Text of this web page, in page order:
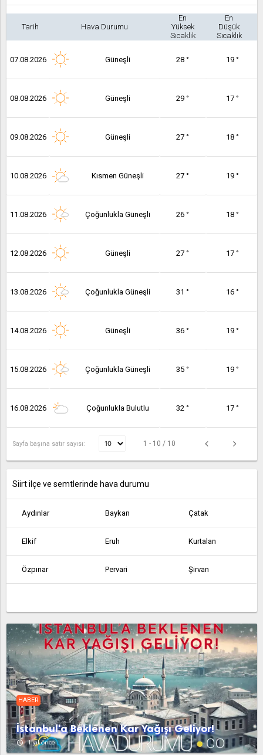
Tarih Hava Durumu
En
Yüksek
Sıcaklık
En
Düşük
Sıcaklık
07.08.2026 Güneşli 28 ° 19 °
08.08.2026 Güneşli 29 ° 17 °
09.08.2026 Güneşli 27 ° 18 °
10.08.2026 Kısmen Güneşli 27 ° 19 °
11.08.2026 Çoğunlukla Güneşli 26 ° 18 °
12.08.2026 Güneşli 27 ° 17 °
13.08.2026 Çoğunlukla Güneşli 31 ° 16 °
14.08.2026 Güneşli 36 ° 19 °
15.08.2026 Çoğunlukla Güneşli 35 ° 19 °
16.08.2026 Çoğunlukla Bulutlu 32 ° 17 °
Sayfa başına satır sayısı: 1 - 10 / 10
Siirt ilçe ve semtlerinde hava durumu
Aydınlar Baykan Çatak
Elkif Eruh Kurtalan
Özpınar Pervari Şirvan
HABER
İstanbul'a Beklenen Kar Yağışı Geliyor!
access_time 1 yıl önce